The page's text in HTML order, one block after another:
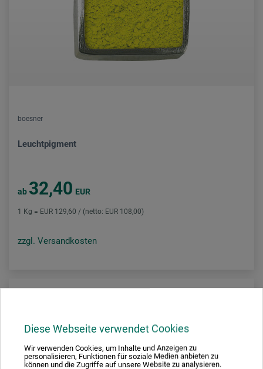
Diese Webseite verwendet Cookies
Wir verwenden Cookies, um Inhalte und Anzeigen zu
personalisieren, Funktionen für soziale Medien anbieten zu
können und die Zugriffe auf unsere Website zu analysieren.
boesner
Leuchtpigment
ab 32,40 EUR
1 Kg = EUR 129,60 / (netto: EUR 108,00)
zzgl. Versandkosten